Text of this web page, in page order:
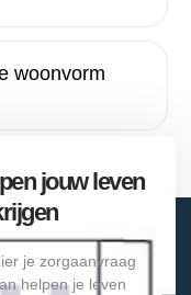
woonvorm
jouw leven
je zorgaanvraag
helpen je leven